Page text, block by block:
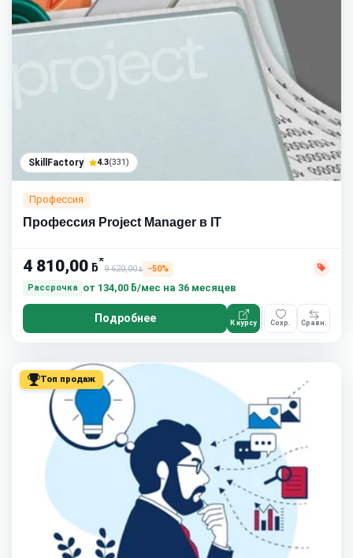
SkillFactory 4.3(331)
Профессия
Профессия Project Manager в IT
4 810,00 ƃ*
9 620,00ƃ
−50%
Рассрочка
от 134,00 ƃ/мес на 36 месяцев
Подробнее К курсу Сохр. Сравн.
Топ продаж